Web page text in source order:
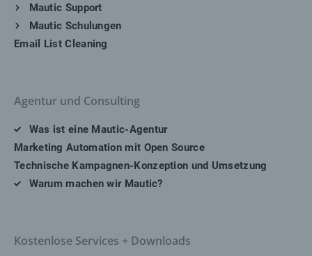
Mautic Support
Mautic Schulungen
Email List Cleaning
Agentur und Consulting
Was ist eine Mautic-Agentur
Marketing Automation mit Open Source
Technische Kampagnen-Konzeption und Umsetzung
Warum machen wir Mautic?
Kostenlose Services + Downloads